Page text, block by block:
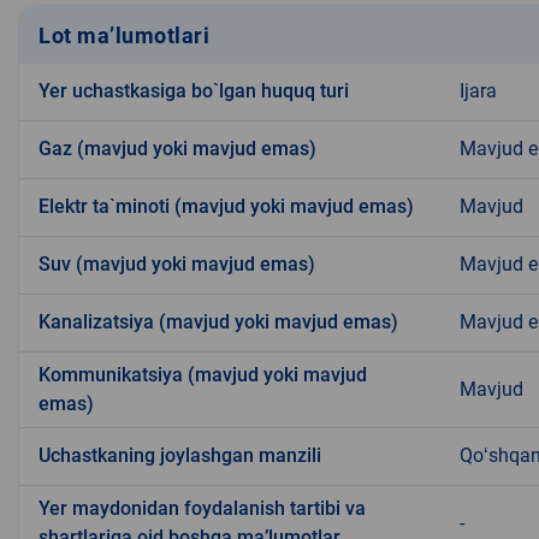
Lot ma’lumotlari
Yer uchastkasiga bo`lgan huquq turi Ijara
Gaz (mavjud yoki mavjud emas) Mavjud
Elektr ta`minoti (mavjud yoki mavjud emas) Mavjud
Suv (mavjud yoki mavjud emas) Mavjud
Kanalizatsiya (mavjud yoki mavjud emas) Mavjud
Kommunikatsiya (mavjud yoki mavjud
emas)
Mavjud
Uchastkaning joylashgan manzili
Yer maydonidan foydalanish tartibi va
-